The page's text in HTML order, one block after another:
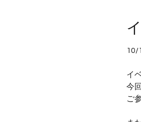
10/
イ
今
ご